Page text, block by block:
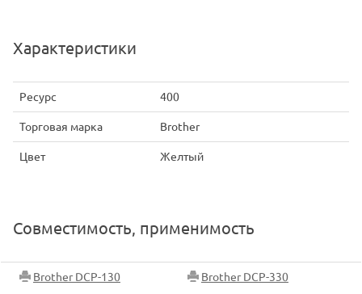
Характеристики
Ресурс 400
Торговая марка Brother
Цвет Желтый
Совместимость, применимость
Brother DCP-130 Brother DCP-330